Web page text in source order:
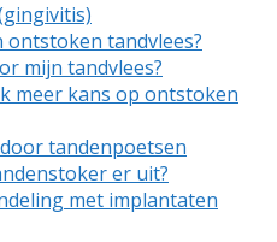
ontstoken tandvlees?
mijn tandvlees?
meer kans op ontstoken
tandenpoetsen
er uit?
met implantaten